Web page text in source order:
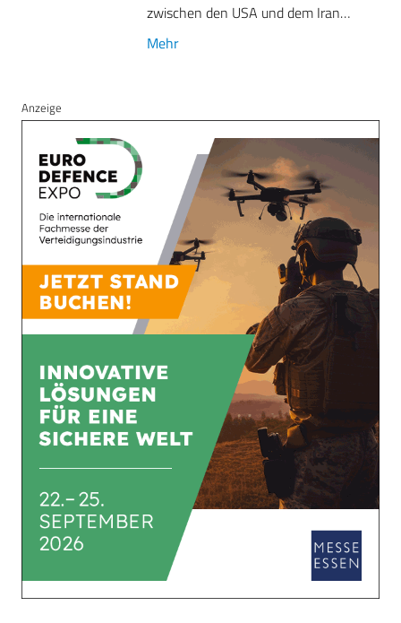
zwischen den USA und dem Iran…
Mehr
Anzeige